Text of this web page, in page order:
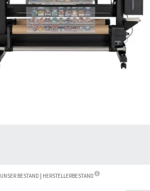
UNSER BESTAND | HERSTELLERBESTAND